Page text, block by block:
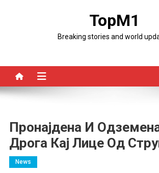
TopM1
Breaking stories and world
Пронајдена И
Дрога Кај Лице Од
News